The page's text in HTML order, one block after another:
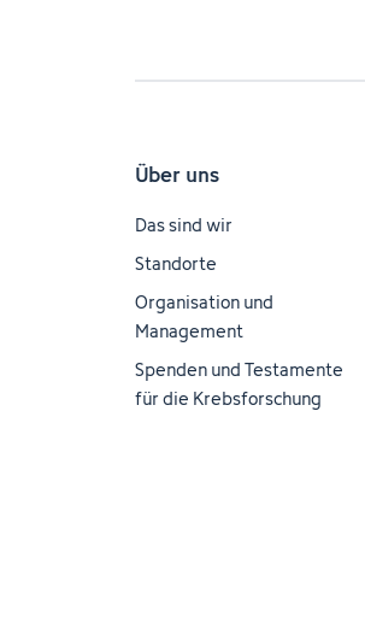
Über uns
Das sind wir
Standorte
Organisation und
Management
Spenden und Testamente
für die Krebsforschung